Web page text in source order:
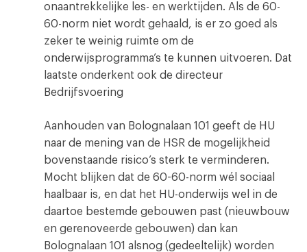
onaantrekkelijke les- en werktijden. Als de 60-
60-norm niet wordt gehaald, is er zo goed als
zeker te weinig ruimte om de
onderwijsprogramma’s te kunnen uitvoeren. Dat
laatste onderkent ook de directeur
Bedrijfsvoering
Aanhouden van Bolognalaan 101 geeft de HU
naar de mening van de HSR de mogelijkheid
bovenstaande risico’s sterk te verminderen.
Mocht blijken dat de 60-60-norm wél sociaal
haalbaar is, en dat het HU-onderwijs wel in de
daartoe bestemde gebouwen past (nieuwbouw
en gerenoveerde gebouwen) dan kan
Bolognalaan 101 alsnog (gedeeltelijk) worden